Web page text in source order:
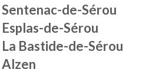
Sentenac-de-Sérou
Esplas-de-Sérou
La Bastide-de-Sérou
Alzen